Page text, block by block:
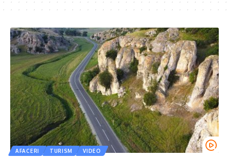
AFACERI TURISM VIDEO